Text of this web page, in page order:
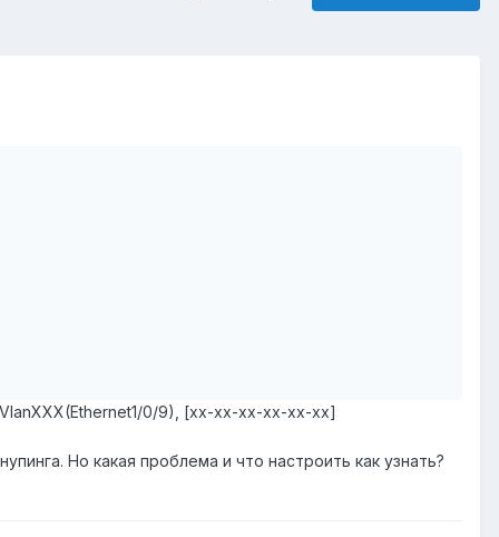
VlanXXX(Ethernet1/0/9), [xx-xx-xx-xx-xx-xx]
Но какая проблема и что настроить как узнать?